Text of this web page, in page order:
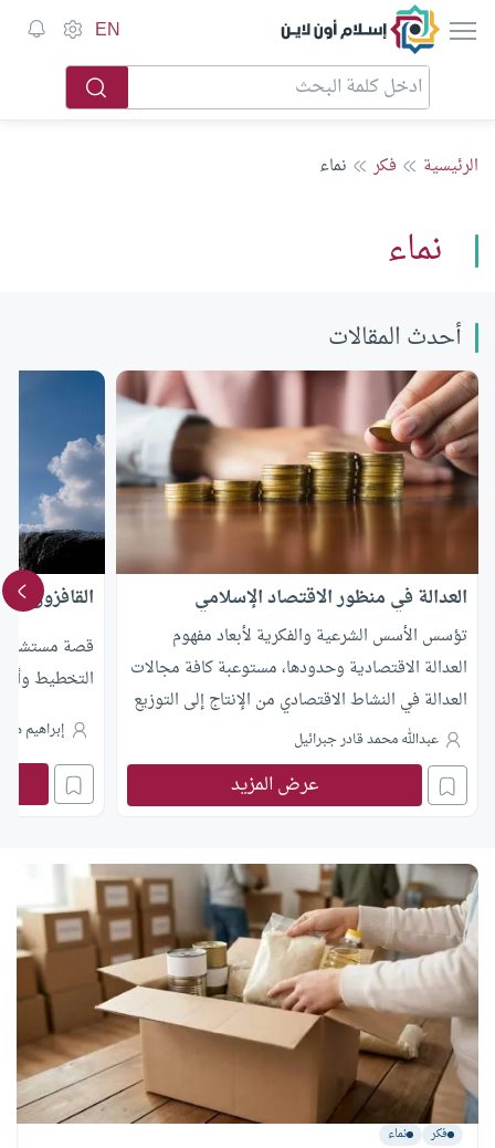
إسلام أون لاين EN
الرئيسية فكر نماء
نماء
أحدث المقالات
العدالة في منظور الاقتصاد الإسلامي
تؤسس الأسس الشرعية والفكرية لأبعاد مفهوم
العدالة الاقتصادية وحدودها، مستوعبة كافة مجالات
العدالة في النشاط الاقتصادي من الإنتاج إلى التوزيع
العادل. لكن كيف تواجه المنظومة معوقات تحقيق
العدالة الاقتصادية؟ وكيف تساهم متطلبات التطبيق
المؤسسي والقواعد الفقهية في صياغة مفهوم الكفاية
يجيب أ.د. عبدالله محمد قادر جبرائيل في هذا المقال
بتحليل عميق يفكك هذه التساؤلات ويوضح آليات
تطبيقها.
عبدالله محمد قادر جبرائيل
عرض المزيد
القافزون
قصة مستشار
التخطيط
إبراهيم
فكر نماء